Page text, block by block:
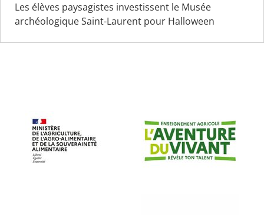
Les élèves paysagistes investissent le Musée
archéologique Saint-Laurent pour Halloween